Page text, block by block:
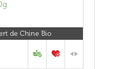
de Chine Bio